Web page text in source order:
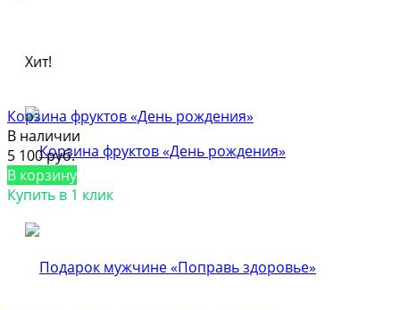
Хит!
Корзина фруктов «День рождения»
В наличии
5 100 руб.
В корзину
Купить в 1 клик